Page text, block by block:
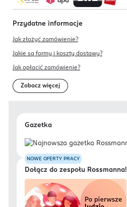
Przydatne informacje
Jak złożyć zamówienie?
Jakie są formy i koszty dostawy?
Jak opłacić zamówienie?
Zobacz więcej
Gazetka
NOWE OFERTY PRACY
Dołącz do zespołu Rossmanna!